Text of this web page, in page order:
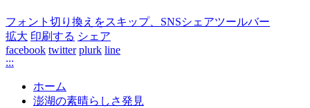
フォント切り換えをスキップ、SNSシェアツールバー
拡大 印刷する シェア
facebook twitter plurk line
:::
ホーム
澎湖の素晴らしさ発見